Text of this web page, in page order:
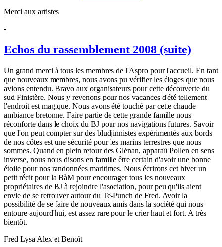
Merci aux artistes
-
Echos du rassemblement 2008 (suite)
Un grand merci à tous les membres de l'Aspro pour l'accueil. En tant
que nouveaux membres, nous avons pu vérifier les éloges que nous
avions entendu. Bravo aux organisateurs pour cette découverte du
sud Finistère. Nous y revenons pour nos vacances d'été tellement
l'endroit est magique. Nous avons été touché par cette chaude
ambiance bretonne. Faire partie de cette grande famille nous
réconforte dans le choix du BJ pour nos navigations futures. Savoir
que l'on peut compter sur des bludjinnistes expérimentés aux bords
de nos côtes est une sécurité pour les marins terrestres que nous
sommes. Quand en plein retour des Glénan, apparaît Pollen en sens
inverse, nous nous disons en famille être certain d'avoir une bonne
étoile pour nos randonnées maritimes. Nous écrirons cet hiver un
petit récit pour la BàM pour encourager tous les nouveaux
propriétaires de BJ à rejoindre l'asociation, pour peu qu'ils aient
envie de se retrouver autour du Te-Punch de Fred. Avoir la
possibilité de se faire de nouveaux amis dans la société qui nous
entoure aujourd'hui, est assez rare pour le crier haut et fort. A très
bientôt.
Fred Lysa Alex et Benoît